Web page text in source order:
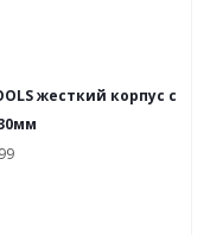
жесткий корпус с